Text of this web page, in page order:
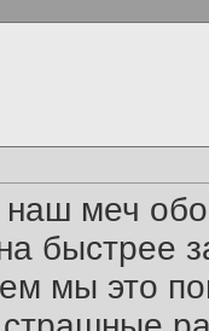
наш меч
быстрее
мы это